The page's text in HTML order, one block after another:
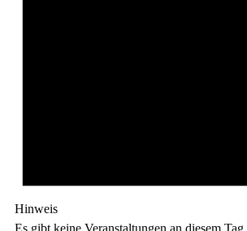
Hinweis
Es gibt keine Veranstaltungen an diesem Tag.